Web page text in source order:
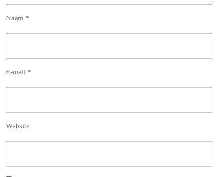
Naam *
E-mail *
Website